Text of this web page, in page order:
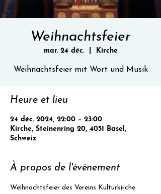
Weihnachtsfeier
mar. 24 déc.
  |
Kirche
Weihnachtsfeier mit Wort und Musik
Heure et lieu
24 déc. 2024, 22:00 – 23:00
Kirche, Steinenring 20, 4051 Basel,
Schweiz
À propos de l'événement
Weihnachtsfeier des Vereins Kulturkirche